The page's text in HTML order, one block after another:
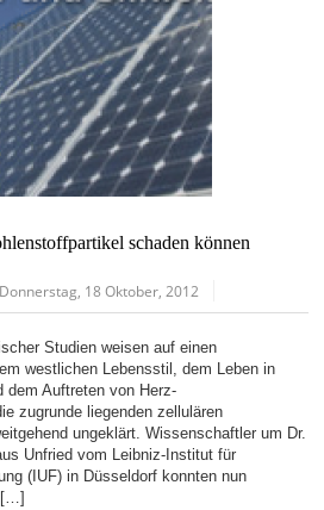
schaden können
Donnerstag, 18 Oktober, 2012
Studien weisen auf einen
westlichen Lebensstil, dem Leben in
dem Auftreten von Herz-
zugrunde liegenden zellulären
ungeklärt. Wissenschaftler um Dr.
Unfried vom Leibniz-Institut für
(IUF) in Düsseldorf konnten nun
[…]